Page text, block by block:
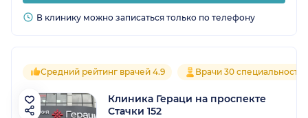
В клинику можно записаться только по телефону
Средний рейтинг врачей 4.9 Врачи 30
Клиника Гераци на проспекте
Стачки 152